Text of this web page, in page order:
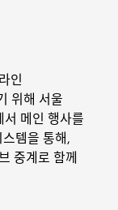
인
위해 서울
서 메인 행사를
템을 통해,
중계로 함께